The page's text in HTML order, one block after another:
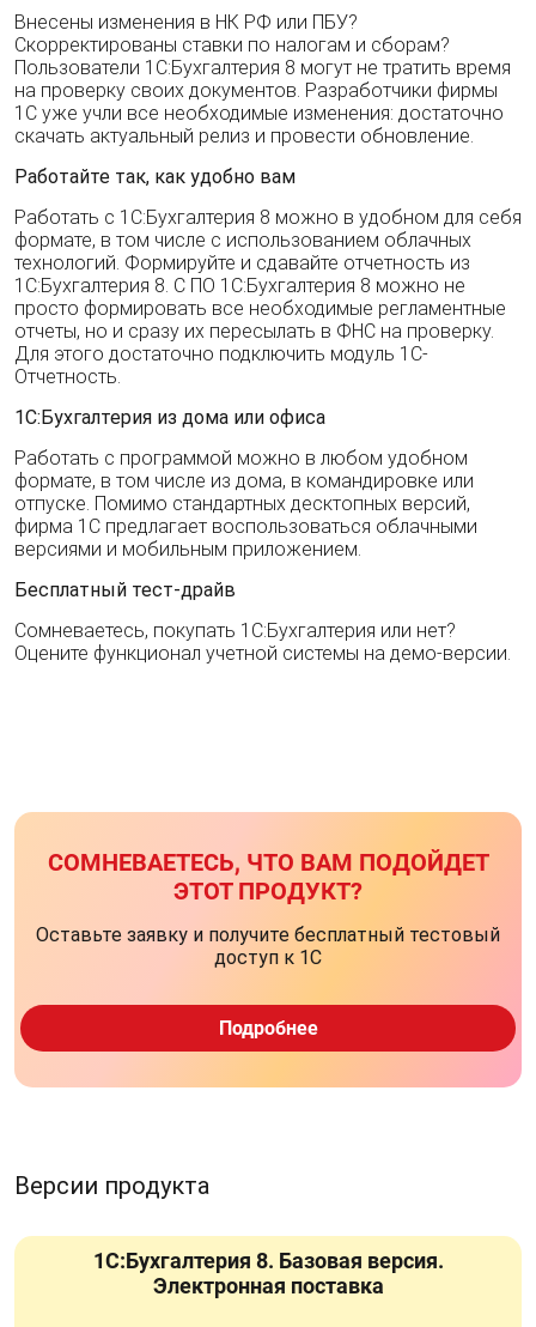
Внесены изменения в НК РФ или ПБУ?
Скорректированы ставки по налогам и сборам?
Пользователи 1С:Бухгалтерия 8 могут не тратить время
на проверку своих документов. Разработчики фирмы
1С уже учли все необходимые изменения: достаточно
скачать актуальный релиз и провести обновление.
Работайте так, как удобно вам
Работать с 1С:Бухгалтерия 8 можно в удобном для себя
формате, в том числе с использованием облачных
технологий. Формируйте и сдавайте отчетность из
1С:Бухгалтерия 8. С ПО 1С:Бухгалтерия 8 можно не
просто формировать все необходимые регламентные
отчеты, но и сразу их пересылать в ФНС на проверку.
Для этого достаточно подключить модуль 1С-
Отчетность.
1С:Бухгалтерия из дома или офиса
Работать с программой можно в любом удобном
формате, в том числе из дома, в командировке или
отпуске. Помимо стандартных десктопных версий,
фирма 1С предлагает воспользоваться облачными
версиями и мобильным приложением.
Бесплатный тест-драйв
Сомневаетесь, покупать 1С:Бухгалтерия или нет?
Оцените функционал учетной системы на демо-версии.
СОМНЕВАЕТЕСЬ, ЧТО ВАМ ПОДОЙДЕТ
ЭТОТ ПРОДУКТ?
Оставьте заявку и получите бесплатный тестовый
доступ к 1С
Подробнее
Версии продукта
1С:Бухгалтерия 8. Базовая версия.
Электронная поставка